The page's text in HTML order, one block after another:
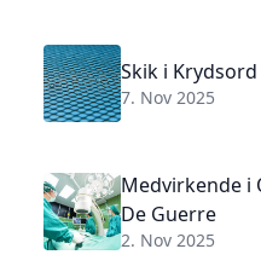
Skik i Krydsord
7. Nov 2025
Medvirkende i
De Guerre
2. Nov 2025